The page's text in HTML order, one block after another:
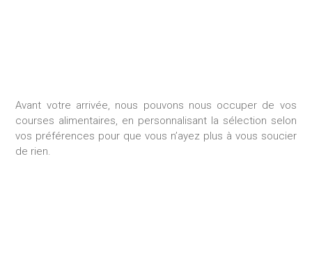
Avant votre arrivée, nous pouvons nous occuper de vos
courses alimentaires, en personnalisant la sélection selon
vos préférences pour que vous n’ayez plus à vous soucier
de rien.